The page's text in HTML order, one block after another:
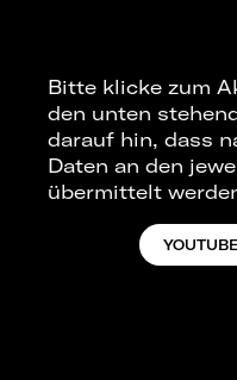
Bitte klicke zum
den unten
darauf hin, dass
Daten an den
übermittelt